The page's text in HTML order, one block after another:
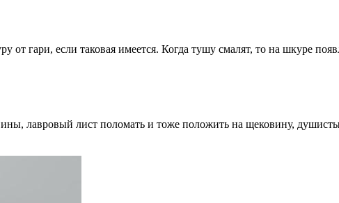
гари, если таковая имеется. Когда тушу смалят, то на шкуре
лавровый лист поломать и тоже положить на щековину,